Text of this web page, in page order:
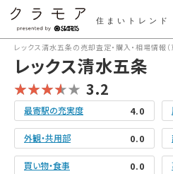
住まいトレンド
レックス清水五条の売却査定・購入・相場情報
レックス清水五条
3.2
最寄駅の充実度 4.0
外観・共用部 0.0
買い物・食事 0.0